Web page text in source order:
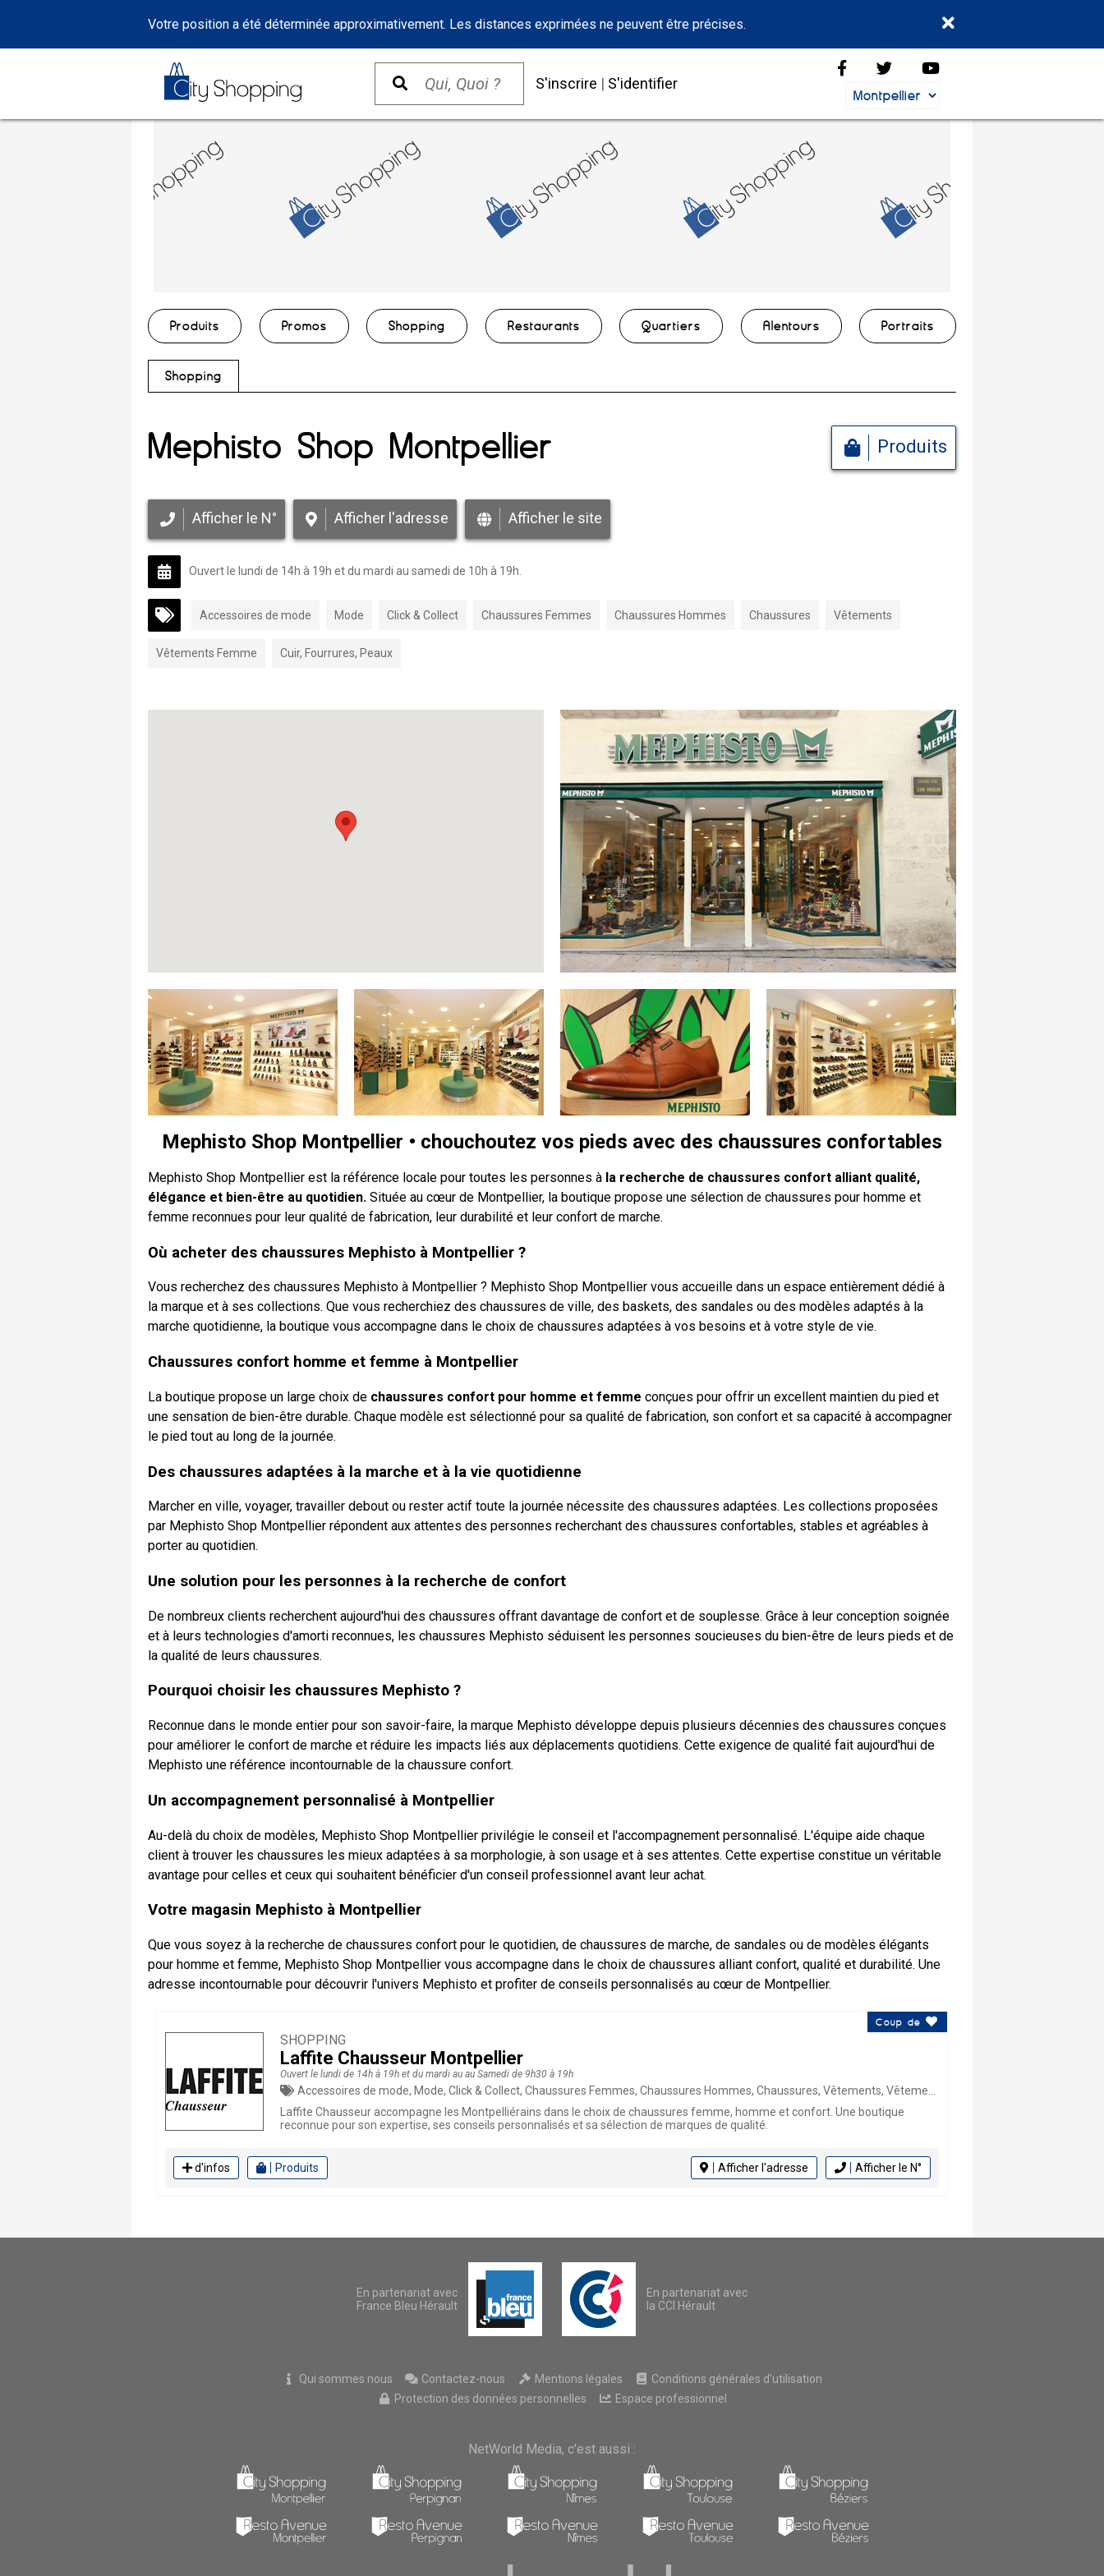
Votre position a été déterminée approximativement. Les distances exprimées ne peuvent être précises.
S'inscrire | S'identifier
Produits Promos Shopping Restaurants Quartiers Alentours Portraits
Shopping
Produits
Mephisto Shop Montpellier
Afficher le N° Afficher l'adresse Afficher le site
Ouvert le lundi de 14h à 19h et du mardi au samedi de 10h à 19h.
Accessoires de mode Mode Click & Collect Chaussures Femmes Chaussures Hommes Chaussures Vêtements
Vêtements Femme Cuir, Fourrures, Peaux
Mephisto Shop Montpellier • chouchoutez vos pieds avec des chaussures confortables
Mephisto Shop Montpellier est la référence locale pour toutes les personnes à la recherche de chaussures confort alliant qualité,
élégance et bien-être au quotidien. Située au cœur de Montpellier, la boutique propose une sélection de chaussures pour homme et
femme reconnues pour leur qualité de fabrication, leur durabilité et leur confort de marche.
Où acheter des chaussures Mephisto à Montpellier ?
Vous recherchez des chaussures Mephisto à Montpellier ? Mephisto Shop Montpellier vous accueille dans un espace entièrement dédié à
la marque et à ses collections. Que vous recherchiez des chaussures de ville, des baskets, des sandales ou des modèles adaptés à la
marche quotidienne, la boutique vous accompagne dans le choix de chaussures adaptées à vos besoins et à votre style de vie.
Chaussures confort homme et femme à Montpellier
La boutique propose un large choix de chaussures confort pour homme et femme conçues pour offrir un excellent maintien du pied et
une sensation de bien-être durable. Chaque modèle est sélectionné pour sa qualité de fabrication, son confort et sa capacité à accompagner
le pied tout au long de la journée.
Des chaussures adaptées à la marche et à la vie quotidienne
Marcher en ville, voyager, travailler debout ou rester actif toute la journée nécessite des chaussures adaptées. Les collections proposées
par Mephisto Shop Montpellier répondent aux attentes des personnes recherchant des chaussures confortables, stables et agréables à
porter au quotidien.
Une solution pour les personnes à la recherche de confort
De nombreux clients recherchent aujourd'hui des chaussures offrant davantage de confort et de souplesse. Grâce à leur conception soignée
et à leurs technologies d'amorti reconnues, les chaussures Mephisto séduisent les personnes soucieuses du bien-être de leurs pieds et de
la qualité de leurs chaussures.
Pourquoi choisir les chaussures Mephisto ?
Reconnue dans le monde entier pour son savoir-faire, la marque Mephisto développe depuis plusieurs décennies des chaussures conçues
pour améliorer le confort de marche et réduire les impacts liés aux déplacements quotidiens. Cette exigence de qualité fait aujourd'hui de
Mephisto une référence incontournable de la chaussure confort.
Un accompagnement personnalisé à Montpellier
Au-delà du choix de modèles, Mephisto Shop Montpellier privilégie le conseil et l'accompagnement personnalisé. L'équipe aide chaque
client à trouver les chaussures les mieux adaptées à sa morphologie, à son usage et à ses attentes. Cette expertise constitue un véritable
avantage pour celles et ceux qui souhaitent bénéficier d'un conseil professionnel avant leur achat.
Votre magasin Mephisto à Montpellier
Que vous soyez à la recherche de chaussures confort pour le quotidien, de chaussures de marche, de sandales ou de modèles élégants
pour homme et femme, Mephisto Shop Montpellier vous accompagne dans le choix de chaussures alliant confort, qualité et durabilité. Une
adresse incontournable pour découvrir l'univers Mephisto et profiter de conseils personnalisés au cœur de Montpellier.
Coup de
SHOPPING
Laffite Chausseur Montpellier
Ouvert le lundi de 14h à 19h et du mardi au au Samedi de 9h30 à 19h
Accessoires de mode, Mode, Click & Collect, Chaussures Femmes, Chaussures Hommes, Chaussures, Vêtements, Vêtements Femme, Cuir, Fourrures, Peaux
Laffite Chausseur accompagne les Montpelliérains dans le choix de chaussures femme, homme et confort. Une boutique
reconnue pour son expertise, ses conseils personnalisés et sa sélection de marques de qualité.
d'infos Produits Afficher l'adresse Afficher le N°
En partenariat avec
France Bleu Hérault
En partenariat avec
la CCI Hérault
Qui sommes nous Contactez-nous Mentions légales
Conditions générales d'utilisation
Protection des données personnelles
Espace professionnel
NetWorld Media, c'est aussi :